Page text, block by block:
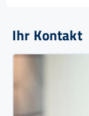
Ihr Kontakt